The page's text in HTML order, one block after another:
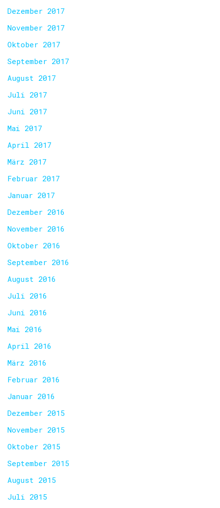
Dezember 2017
November 2017
Oktober 2017
September 2017
August 2017
Juli 2017
Juni 2017
Mai 2017
April 2017
März 2017
Februar 2017
Januar 2017
Dezember 2016
November 2016
Oktober 2016
September 2016
August 2016
Juli 2016
Juni 2016
Mai 2016
April 2016
März 2016
Februar 2016
Januar 2016
Dezember 2015
November 2015
Oktober 2015
September 2015
August 2015
Juli 2015